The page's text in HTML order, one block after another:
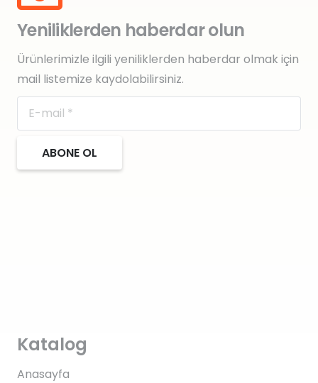
Yeniliklerden haberdar olun
Ürünlerimizle ilgili yeniliklerden haberdar olmak için
mail listemize kaydolabilirsiniz.
ABONE OL
Katalog
Anasayfa